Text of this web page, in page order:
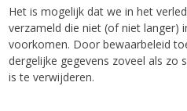
Het is mogelijk dat we in het
verzameld die niet (of niet langer)
voorkomen. Door bewaarbeleid
dergelijke gegevens zoveel als zo
is te verwijderen.